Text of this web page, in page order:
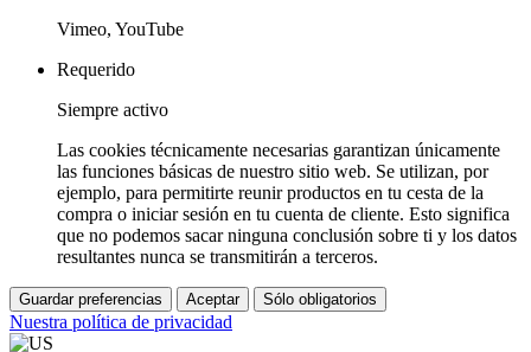
Vimeo, YouTube
Requerido
Siempre activo
Las cookies técnicamente necesarias garantizan únicamente
las funciones básicas de nuestro sitio web. Se utilizan, por
ejemplo, para permitirte reunir productos en tu cesta de la
compra o iniciar sesión en tu cuenta de cliente. Esto significa
que no podemos sacar ninguna conclusión sobre ti y los datos
resultantes nunca se transmitirán a terceros.
Guardar preferencias Aceptar Sólo obligatorios
Nuestra política de privacidad